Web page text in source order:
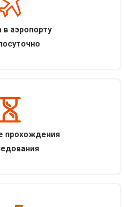
в аэропорту
прохождения